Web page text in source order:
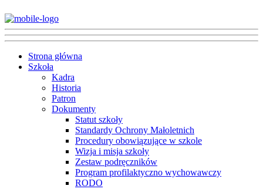
Strona główna
Szkoła
Kadra
Historia
Patron
Dokumenty
Statut szkoły
Standardy Ochrony Małoletnich
Procedury obowiązujące w szkole
Wizja i misja szkoły
Zestaw podręczników
Program profilaktyczno wychowawczy
RODO